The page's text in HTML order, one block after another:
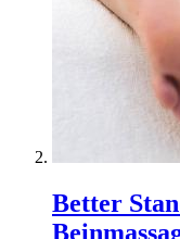
Better